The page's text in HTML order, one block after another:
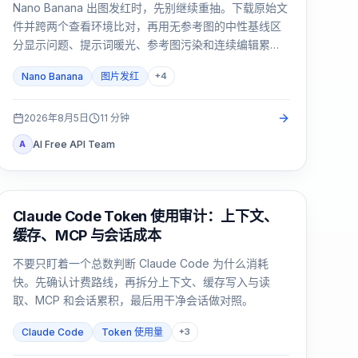
Nano Banana 出图发红时，先别继续重抽。下载原始文
件并跨两个查看环境比对，再用无参考图的中性基线区
分显示问题、提示词暖光、参考图污染和连续编辑累
Nano Banana 图片发红 +4
2026年8月5日 11 分钟
A AI Free API Team
Claude Code
Claude Code Token 使用审计：上下文、
缓存、MCP 与会话成本
不要只盯着一个总数判断 Claude Code 为什么消耗
快。先确认计费路线，再拆分上下文、缓存写入与读
取、MCP 和会话累积，最后用干净会话做对照。
Claude Code Token 使用量 +3